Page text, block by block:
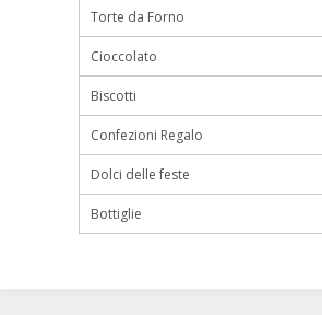
Torte da Forno
Cioccolato
Biscotti
Confezioni Regalo
Dolci delle feste
Bottiglie